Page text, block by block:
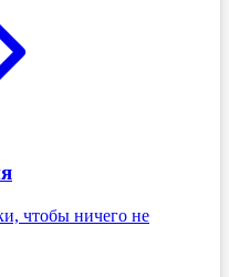
чтобы ничего не